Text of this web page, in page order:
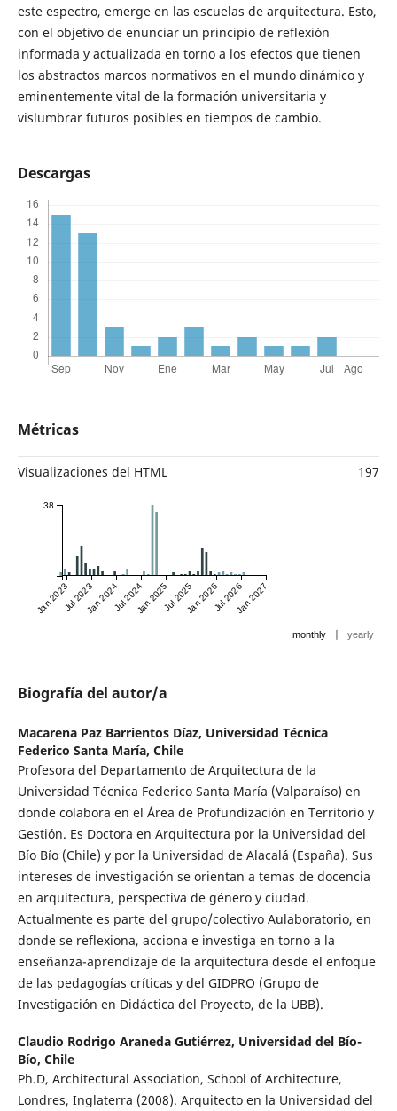
este espectro, emerge en las escuelas de arquitectura. Esto,
con el objetivo de enunciar un principio de reflexión
informada y actualizada en torno a los efectos que tienen
los abstractos marcos normativos en el mundo dinámico y
eminentemente vital de la formación universitaria y
vislumbrar futuros posibles en tiempos de cambio.
Descargas
Métricas
Visualizaciones del HTML 197
Jan 2023Jul 2023Jan 2024Jul 2024Jan 2025Jul 2025Jan 2026Jul 2026Jan 2027
38
monthly | yearly
Biografía del autor/a
Macarena Paz Barrientos Díaz, Universidad Técnica
Federico Santa María, Chile
Profesora del Departamento de Arquitectura de la
Universidad Técnica Federico Santa María (Valparaíso) en
donde colabora en el Área de Profundización en Territorio y
Gestión. Es Doctora en Arquitectura por la Universidad del
Bío Bío (Chile) y por la Universidad de Alacalá (España). Sus
intereses de investigación se orientan a temas de docencia
en arquitectura, perspectiva de género y ciudad.
Actualmente es parte del grupo/colectivo Aulaboratorio, en
donde se reflexiona, acciona e investiga en torno a la
enseñanza-aprendizaje de la arquitectura desde el enfoque
de las pedagogías críticas y del GIDPRO (Grupo de
Investigación en Didáctica del Proyecto, de la UBB).
Claudio Rodrigo Araneda Gutiérrez, Universidad del Bío-
Bío, Chile
Ph.D, Architectural Association, School of Architecture,
Londres, Inglaterra (2008). Arquitecto en la Universidad del